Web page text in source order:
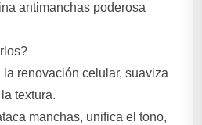
antimanchas poderosa
renovación celular, suaviza
textura.
manchas, unifica el tono,